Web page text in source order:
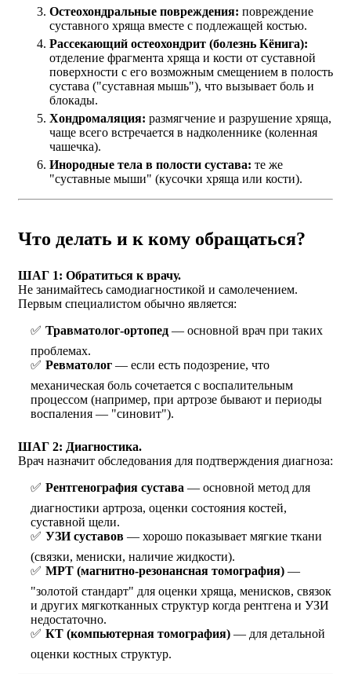
Остеохондральные повреждения: повреждение
суставного хряща вместе с подлежащей костью.
Рассекающий остеохондрит (болезнь Кёнига):
отделение фрагмента хряща и кости от суставной
поверхности с его возможным смещением в полость
сустава ("суставная мышь"), что вызывает боль и
блокады.
Хондромаляция: размягчение и разрушение хряща,
чаще всего встречается в надколеннике (коленная
чашечка).
Инородные тела в полости сустава: те же
"суставные мыши" (кусочки хряща или кости).
Что делать и к кому обращаться?
ШАГ 1: Обратиться к врачу.
Не занимайтесь самодиагностикой и самолечением.
Первым специалистом обычно является:
Травматолог-ортопед— основной врач при таких
проблемах.
Ревматолог— если есть подозрение, что
механическая боль сочетается с воспалительным
процессом (например, при артрозе бывают и периоды
воспаления — "синовит").
ШАГ 2: Диагностика.
Врач назначит обследования для подтверждения диагноза:
Рентгенография сустава— основной метод для
диагностики артроза, оценки состояния костей,
суставной щели.
УЗИ суставов— хорошо показывает мягкие ткани
(связки, мениски, наличие жидкости).
МРТ (магнитно-резонансная томография)—
"золотой стандарт" для оценки хряща, менисков, связок
и других мягкотканных структур когда рентгена и УЗИ
недостаточно.
КТ (компьютерная томография)— для детальной
оценки костных структур.